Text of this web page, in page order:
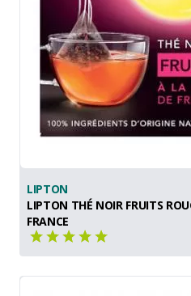
LIPTON
LIPTON THÉ NOIR FRUITS
FRANCE